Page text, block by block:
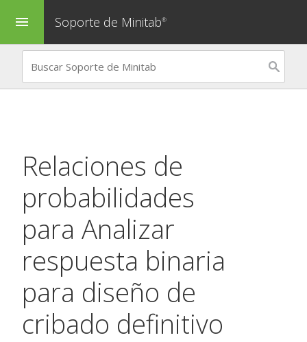
menu Soporte de Minitab®
Relaciones de
probabilidades
para Analizar
respuesta binaria
para diseño de
cribado definitivo